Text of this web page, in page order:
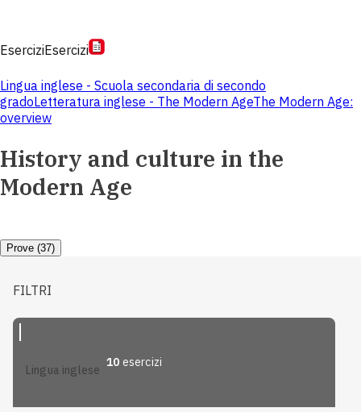
EserciziEsercizi
Lingua inglese - Scuola secondaria di secondo
gradoLetteratura inglese - The Modern AgeThe Modern Age:
overview
History and culture in the
Modern Age
Prove (37)
FILTRI
lingua inglese
10 esercizi